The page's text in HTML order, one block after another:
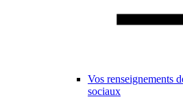
Vos renseignements
sociaux